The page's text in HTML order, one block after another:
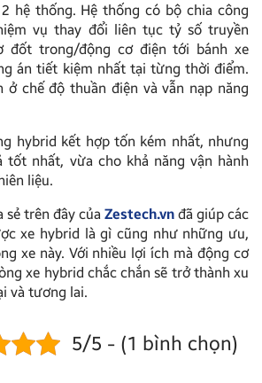
hệ thống. Hệ thống có bộ chia công
vụ thay đổi liên tục tỷ số truyền
đốt trong/động cơ điện tới bánh xe
án tiết kiệm nhất tại từng thời điểm.
ở chế độ thuần điện và vẫn nạp năng
hybrid kết hợp tốn kém nhất, nhưng
tốt nhất, vừa cho khả năng vận hành
liệu.
sẻ trên đây của Zestech.vn đã giúp các
xe hybrid là gì cũng như những ưu,
xe này. Với nhiều lợi ích mà động cơ
xe hybrid chắc chắn sẽ trở thành xu
và tương lai.
5/5 - (1 bình chọn)